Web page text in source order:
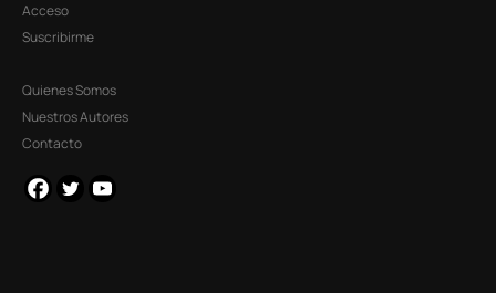
Acceso
Suscribirme
Quienes Somos
Nuestros Autores
Contacto